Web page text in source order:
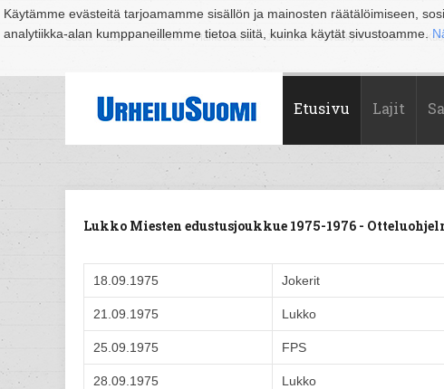
Käytämme evästeitä tarjoamamme sisällön ja mainosten räätälöimiseen,
analytiikka-alan kumppaneillemme tietoa siitä, kuinka käytät sivustoamme.
Suomi Espoo Helsinki Hämeenlinna Joensuu Jyväskylä Kouvola
Etusivu Lajit
Lukko Miesten edustusjoukkue 1975-1976 -
18.09.1975 Jokerit
21.09.1975 Lukko
25.09.1975 FPS
28.09.1975 Lukko